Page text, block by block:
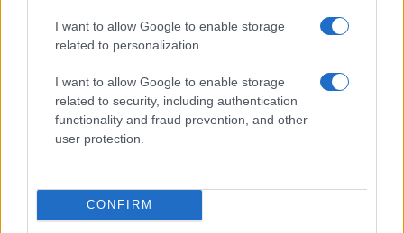
I want to allow Google to enable storage
related to personalization.
I want to allow Google to enable storage
related to security, including authentication
functionality and fraud prevention, and other
user protection.
CONFIRM